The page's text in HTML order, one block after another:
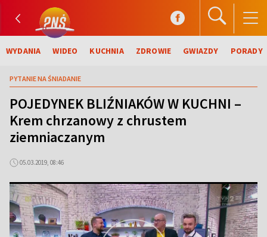
WYDANIA WIDEO KUCHNIA ZDROWIE GWIAZDY PORADY
PYTANIE NA ŚNIADANIE
POJEDYNEK BLIŹNIAKÓW W KUCHNI –
Krem chrzanowy z chrustem
ziemniaczanym
05.03.2019, 08:46